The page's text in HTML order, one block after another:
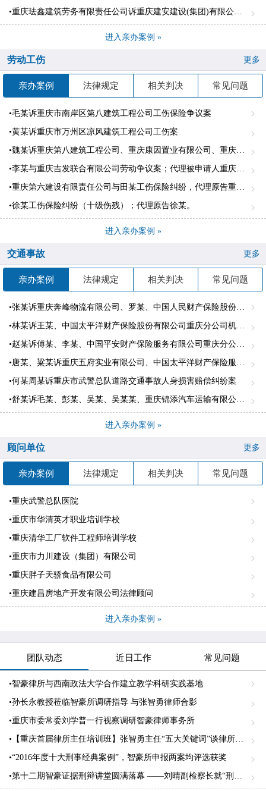
•重庆珐鑫建筑劳务有限责任公司诉重庆建安建设(集团)有限公司建设工程施工合同纠纷
进入亲办案例 »
劳动工伤 更多
亲办案例 法律规定 相关判决 常见问题
•毛某诉重庆市南岸区第八建筑工程公司工伤保险争议案
•黄某诉重庆市万州区凉风建筑工程公司工伤案
•魏某诉重庆第八建筑工程公司、重庆康因置业有限公司、重庆建工第四建设有限责任公司、北城致运集团有限公司劳务纠纷案
•李某与重庆吉发联合有限公司劳动争议案；代理被申请人重庆吉发有限公司
•重庆第六建设有限责任公司与田某工伤保险纠纷，代理原告重庆第六建设有限责任公司。
•徐某工伤保险纠纷（十级伤残）；代理原告徐某。
进入亲办案例 »
交通事故 更多
亲办案例 法律规定 相关判决 常见问题
•张某诉重庆奔峰物流有限公司、罗某、中国人民财产保险股份有限公司璧山支公司、中国人名财产股份有限公司江北支公司机动车交通事故责任纠纷案。
•林某诉王某、中国太平洋财产保险股份有限公司重庆分公司机动车交通事故责任纠纷一案
•赵某诉傅某、李某、中国平安财产保险服务有限公司重庆分公司道路交通事故人身损害赔偿纠纷案
•唐某、粱某诉重庆五府实业有限公司、中国太平洋财产保险服务有限公司重庆市合川支公司、机动车交通事故责任纠纷案
•何某周某诉重庆市武警总队道路交通事故人身损害赔偿纠纷案
•舒某诉毛某、彭某、吴某、吴某某、重庆锦添汽车运输有限公司长寿分公司、中国太平洋财产保险股份有限公司重庆市渝中支公司机动车交通事故责任纠纷
进入亲办案例 »
顾问单位 更多
亲办案例 法律规定 相关判决 常见问题
•重庆武警总队医院
•重庆市华清英才职业培训学校
•重庆清华工厂软件工程师培训学校
•重庆市力川建设（集团）有限公司
•重庆胖子天骄食品有限公司
•重庆建昌房地产开发有限公司法律顾问
进入亲办案例 »
团队动态 近日工作 常见问题
•智豪律所与西南政法大学合作建立教学科研实践基地
•孙长永教授莅临智豪所调研指导 与张智勇律师合影
•重庆市委常委刘学普一行视察调研智豪律师事务所
•【重庆首届律所主任培训班】张智勇主任“五大关键词”谈律所专业化发展
•“2016年度十大刑事经典案例”，智豪所申报两案均评选获奖
•第十二期智豪证据刑辩讲堂圆满落幕 ——刘晴副检察长就“刑事诉讼中的差异化证明标准”作精彩发言